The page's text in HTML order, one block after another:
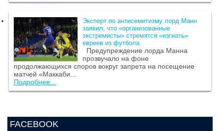
Эксперт по антисемитизму лорд Манн
заявил, что «организованные
экстремисты» стремятся «изгнать»
евреев из футбола
Предупреждение лорда Манна
прозвучало на фоне
продолжающихся споров вокруг запрета на посещение
матчей «Маккаби...
Подробнее...
FACEBOOK